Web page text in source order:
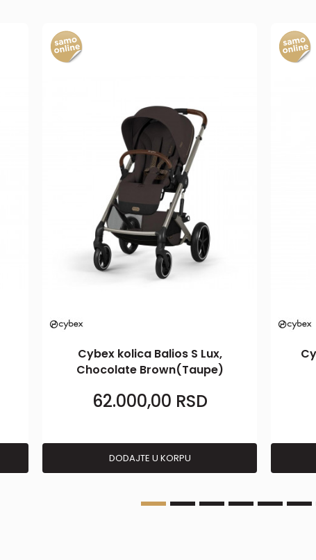
Cybex kolica Balios S Lux,
Chocolate Brown(Taupe)
62.000,00 RSD
DODAJTE U KORPU